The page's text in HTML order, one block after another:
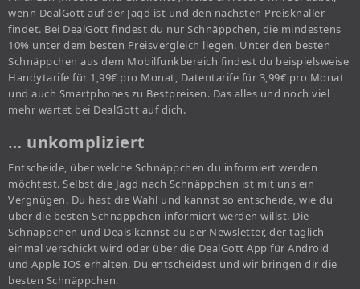
wenn DealGott auf der Jagd ist und den nächsten Preisknaller
findet. Bei DealGott findest du nur Schnäppchen, die mindestens
10% unter dem besten Preisvergleich liegen. Unter den besten
Schnäppchen aus dem Mobilfunkbereich findest du beispielsweise
Handytarife für 1,99€ pro Monat, Datentarife für 3,99€ pro Monat
und auch Smartphones zu Bestpreisen. Das alles und noch viel
mehr wartet bei DealGott auf dich.
… unkompliziert
Entscheide, über welche Schnäppchen du informiert werden
möchtest. Selbst die Jagd nach Schnäppchen ist mit uns ein
Vergnügen. Du hast die Wahl und kannst so entscheide, wie du
über die besten Schnäppchen informiert werden willst. Die
Schnäppchen und Deals kannst du per Newsletter, der täglich
einmal verschickt wird oder über die DealGott App für Android
und Apple IOS erhalten. Du entscheidest und wir bringen dir die
besten Schnäppchen.